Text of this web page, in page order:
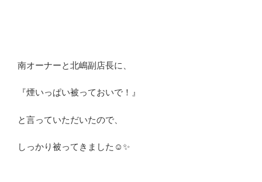
南オーナーと北嶋副店長に、
『煙いっぱい被っておいで！』
と言っていただいたので、
しっかり被ってきました☺️✨